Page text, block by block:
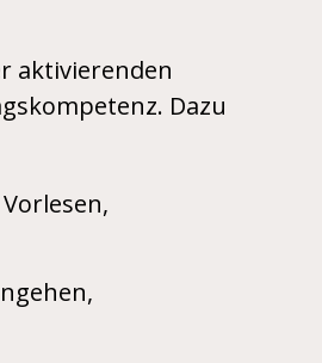
aktivierenden
Dazu